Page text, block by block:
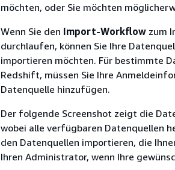
möchten, oder Sie möchten
Wenn Sie den Import-Workflow zum
durchlaufen, können Sie Ihre
importieren möchten. Für bestimmte
Redshift, müssen Sie Ihre
Datenquelle hinzufügen.
Der folgende Screenshot zeigt die
wobei alle verfügbaren Datenquellen
den Datenquellen importieren, die
Ihren Administrator, wenn Ihre